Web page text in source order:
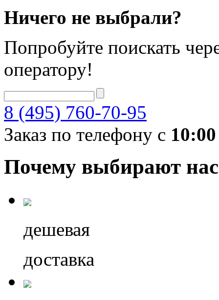
Ничего не выбрали?
Попробуйте поискать
оператору!
8 (495) 760-70-95
Заказ по телефону с 10:00
Почему выбирают нас
дешевая
доставка